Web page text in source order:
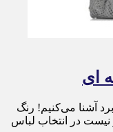
ای
آشنا می‌کنیم! رنگ
نیست در انتخاب لباس